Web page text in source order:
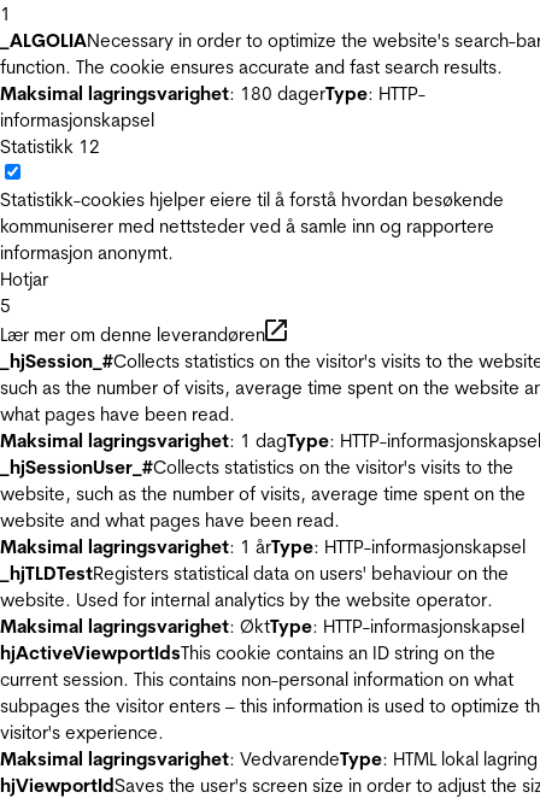
1
_ALGOLIANecessary in order to optimize the website's search-
function. The cookie ensures accurate and fast search results.
Maksimal lagringsvarighet: 180 dagerType: HTTP-
informasjonskapsel
Statistikk 12
Statistikk-cookies hjelper eiere til å forstå hvordan besøkende
kommuniserer med nettsteder ved å samle inn og rapportere
informasjon anonymt.
Hotjar
5
Lær mer om denne leverandøren
_hjSession_#Collects statistics on the visitor's visits to the
such as the number of visits, average time spent on the website
what pages have been read.
Maksimal lagringsvarighet: 1 dagType: HTTP-informasjonskapsel
_hjSessionUser_#Collects statistics on the visitor's visits to the
website, such as the number of visits, average time spent on the
website and what pages have been read.
Maksimal lagringsvarighet: 1 årType: HTTP-informasjonskapsel
_hjTLDTestRegisters statistical data on users' behaviour on the
website. Used for internal analytics by the website operator.
Maksimal lagringsvarighet: ØktType: HTTP-informasjonskapsel
hjActiveViewportIdsThis cookie contains an ID string on the
current session. This contains non-personal information on what
subpages the visitor enters – this information is used to optimize
visitor's experience.
Maksimal lagringsvarighet: VedvarendeType: HTML lokal lagring
hjViewportIdSaves the user's screen size in order to adjust the